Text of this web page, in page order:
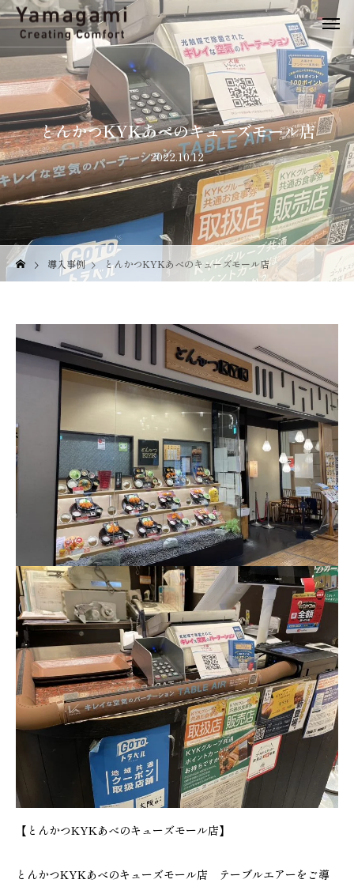
とんかつKYKあべのキューズモール店
2022.10.12
導入事例 とんかつKYKあべのキューズモール店
【とんかつKYKあべのキューズモール店】
とんかつKYKあべのキューズモール店 テーブルエアーをご導